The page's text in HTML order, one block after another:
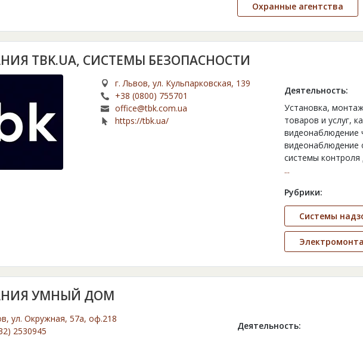
Охранные агентства
TBK.UA, СИСТЕМЫ БЕЗОПАСНОСТИ
г. Львов, ул. Кульпарковская, 139
+38 (0800) 755701
office@tbk.com.ua
https://tbk.ua/
Деятельность:
Установка,
товаров и услуг,
видеонаблюдение
видеонаблюдение
системы контроля
...
Рубрики:
Системы
УМНЫЙ ДОМ
ул. Окружная, 57а, оф.218
2530945
Деятельность: